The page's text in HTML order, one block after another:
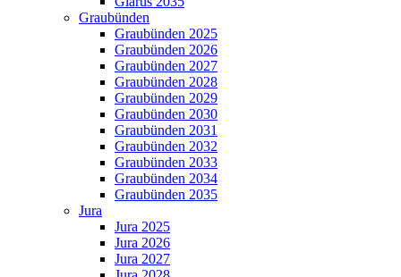
Graubünden
Graubünden 2025
Graubünden 2026
Graubünden 2027
Graubünden 2028
Graubünden 2029
Graubünden 2030
Graubünden 2031
Graubünden 2032
Graubünden 2033
Graubünden 2034
Graubünden 2035
Jura
Jura 2025
Jura 2026
Jura 2027